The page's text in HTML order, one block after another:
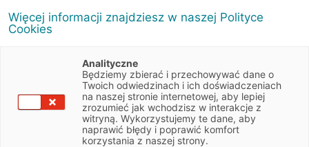
o. (Jelenia Góra)
Batalionów Chłopskich 1A
Dolnośląskie
NIP 8862934489
Obsługiwane pojazdy:
Więcej informacji znajdziesz w naszej Polityce
Cookies
Analityczne
Będziemy zbierać i przechowywać dane o
Twoich odwiedzinach i ich doświadczeniach
na naszej stronie internetowej, aby lepiej
zrozumieć jak wchodzisz w interakcje z
witryną. Wykorzystujemy te dane, aby
naprawić błędy i poprawić komfort
korzystania z naszej strony.